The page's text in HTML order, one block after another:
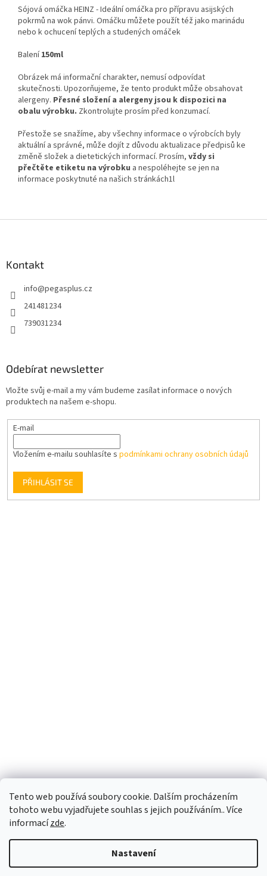
Tento web používá soubory cookie. Dalším procházením
tohoto webu vyjadřujete souhlas s jejich používáním.. Více
informacízde.
Nastavení
Sójová omáčka HEINZ -Ideální omáčka pro přípravu asijských
pokrmů na wok pánvi. Omáčku můžete použít též jako marinádu
nebo k ochucení teplých a studených omáček
Balení 150ml
Obrázek má informační charakter, nemusí odpovídat
skutečnosti. Upozorňujeme, že tento produkt může obsahovat
alergeny. Přesné složení a alergeny jsou k dispozici na
obalu výrobku. Zkontrolujte prosím před konzumací.
Přestože se snažíme, aby všechny informace o výrobcích byly
aktuální a správné, může dojít z důvodu aktualizace předpisů ke
změně složek a dietetických informací. Prosím, vždy si
přečtěte etiketu na výrobku a nespoléhejte se jen na
informace poskytnuté na našich stránkách1l
Kontakt
info@pegasplus.cz
241481234
739031234
Odebírat newsletter
Vložte svůj e-mail a my vám budeme zasílat informace o nových
produktech na našem e-shopu.
E-mail
Vložením e-mailu souhlasíte s podmínkami ochrany osobních údajů
PŘIHLÁSIT SE